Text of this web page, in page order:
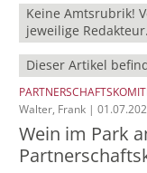
Keine Amtsrubrik!
jeweilige Redakteur.
Dieser Artikel
Walter, Frank |
Wein im Park